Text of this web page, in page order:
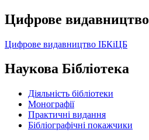
Цифрове видавництво
Цифрове видавництво ІБКіЦБ
Наукова Бібліотека
Діяльність бібліотеки
Монографії
Практичні видання
Бібліографічні покажчики